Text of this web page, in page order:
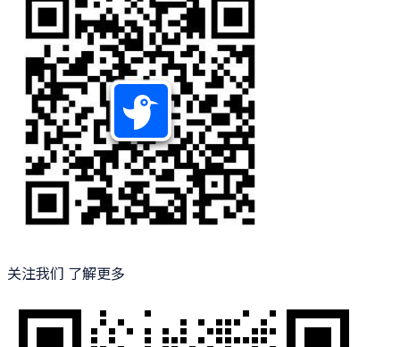
关注我们 了解更多